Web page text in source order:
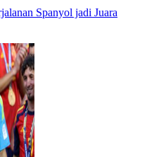
Spanyol jadi Juara